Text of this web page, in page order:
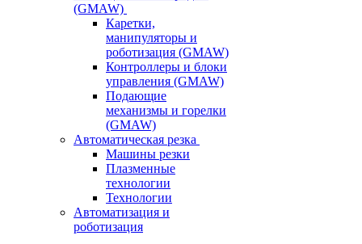
(GMAW)
Каретки,
манипуляторы и
роботизация (GMAW)
Контроллеры и блоки
управления (GMAW)
Подающие
механизмы и горелки
(GMAW)
Автоматическая резка
Машины резки
Плазменные
технологии
Технологии
Автоматизация и
роботизация